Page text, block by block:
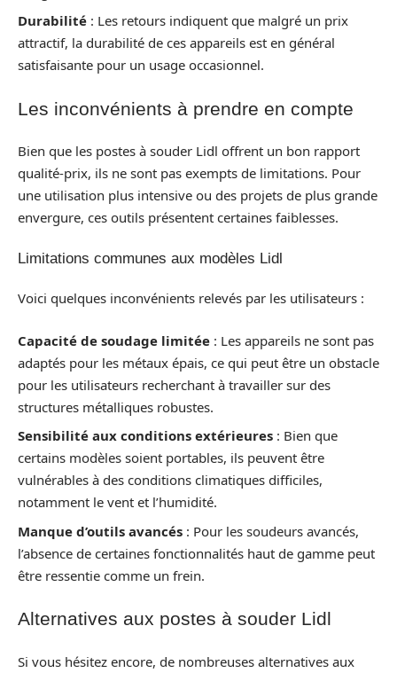
Durabilité : Les retours indiquent que malgré un prix
attractif, la durabilité de ces appareils est en général
satisfaisante pour un usage occasionnel.
Les inconvénients à prendre en compte
Bien que les postes à souder Lidl offrent un bon rapport
qualité-prix, ils ne sont pas exempts de limitations. Pour
une utilisation plus intensive ou des projets de plus grande
envergure, ces outils présentent certaines faiblesses.
Limitations communes aux modèles Lidl
Voici quelques inconvénients relevés par les utilisateurs :
Capacité de soudage limitée : Les appareils ne sont pas
adaptés pour les métaux épais, ce qui peut être un obstacle
pour les utilisateurs recherchant à travailler sur des
structures métalliques robustes.
Sensibilité aux conditions extérieures : Bien que
certains modèles soient portables, ils peuvent être
vulnérables à des conditions climatiques difficiles,
notamment le vent et l’humidité.
Manque d’outils avancés : Pour les soudeurs avancés,
l’absence de certaines fonctionnalités haut de gamme peut
être ressentie comme un frein.
Alternatives aux postes à souder Lidl
Si vous hésitez encore, de nombreuses alternatives aux